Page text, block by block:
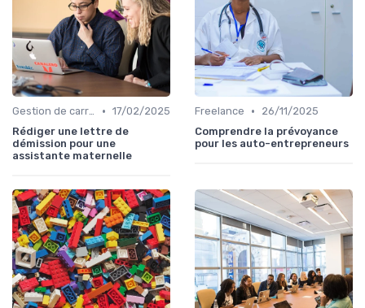
Gestion de carrière • 17/02/2025
Rédiger une lettre de
démission pour une
assistante maternelle
Freelance •
26/11/2025
Comprendre la prévoyance
pour les auto-entrepreneurs